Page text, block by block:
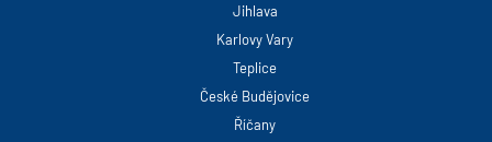
Jihlava
Karlovy Vary
Teplice
České Budějovice
Říčany